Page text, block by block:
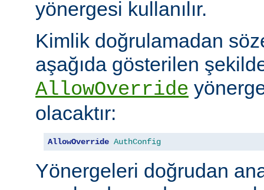
yönergesi kullanılır.
Kimlik doğrulamadan
aşağıda gösterilen
AllowOverride
olacaktır:
AllowOverride AuthConfig
Yönergeleri doğrudan